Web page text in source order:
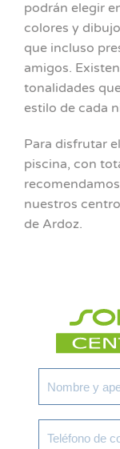
podrán elegir
colores y
que incluso
amigos.
tonalidades
estilo de cada
Para disfrutar
piscina, con
nuestros
de Ardoz.